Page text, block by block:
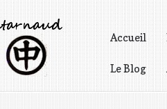
Accueil
Le Blog